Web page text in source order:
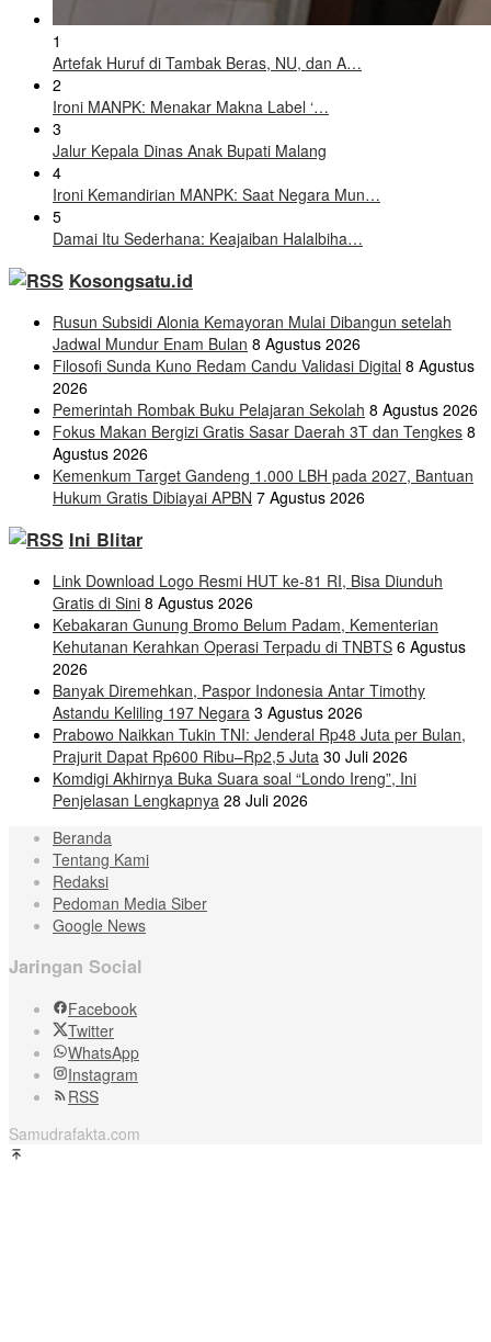
1
Artefak Huruf di Tambak Beras, NU, dan A…
2
Ironi MANPK: Menakar Makna Label ‘…
3
Jalur Kepala Dinas Anak Bupati Malang
4
Ironi Kemandirian MANPK: Saat Negara Mun…
5
Damai Itu Sederhana: Keajaiban Halalbiha…
Kosongsatu.id
Rusun Subsidi Alonia Kemayoran Mulai Dibangun setelah
Jadwal Mundur Enam Bulan 8 Agustus 2026
Filosofi Sunda Kuno Redam Candu Validasi Digital 8 Agustus
2026
Pemerintah Rombak Buku Pelajaran Sekolah 8 Agustus 2026
Fokus Makan Bergizi Gratis Sasar Daerah 3T dan Tengkes 8
Agustus 2026
Kemenkum Target Gandeng 1.000 LBH pada 2027, Bantuan
Hukum Gratis Dibiayai APBN 7 Agustus 2026
Ini Blitar
Link Download Logo Resmi HUT ke-81 RI, Bisa Diunduh
Gratis di Sini 8 Agustus 2026
Kebakaran Gunung Bromo Belum Padam, Kementerian
Kehutanan Kerahkan Operasi Terpadu di TNBTS 6 Agustus
2026
Banyak Diremehkan, Paspor Indonesia Antar Timothy
Astandu Keliling 197 Negara 3 Agustus 2026
Prabowo Naikkan Tukin TNI: Jenderal Rp48 Juta per Bulan,
Prajurit Dapat Rp600 Ribu–Rp2,5 Juta 30 Juli 2026
Komdigi Akhirnya Buka Suara soal “Londo Ireng”, Ini
Penjelasan Lengkapnya 28 Juli 2026
Beranda
Tentang Kami
Redaksi
Pedoman Media Siber
Google News
Jaringan Social
Facebook
Twitter
WhatsApp
Instagram
RSS
Samudrafakta.com